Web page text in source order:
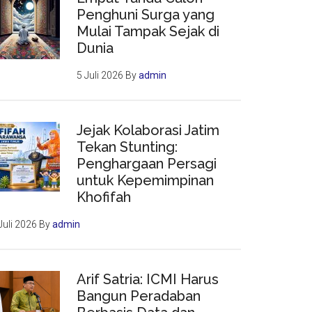
Penghuni Surga yang
Mulai Tampak Sejak di
Dunia
5 Juli 2026 Byadmin
Jejak Kolaborasi Jatim
Tekan Stunting:
Penghargaan Persagi
untuk Kepemimpinan
Khofifah
2026 Byadmin
Arif Satria: ICMI Harus
Bangun Peradaban